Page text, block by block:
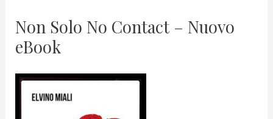
Non Solo No Contact – Nuovo
eBook